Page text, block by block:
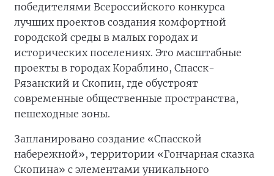
победителями Всероссийского конкурса
лучших проектов создания комфортной
городской среды в малых городах и
исторических поселениях. Это масштабные
проекты в городах Кораблино, Спасск-
Рязанский и Скопин, где обустроят
современные общественные пространства,
пешеходные зоны.
Запланировано создание «Спасской
набережной», территории «Гончарная сказка
Скопина» с элементами уникального